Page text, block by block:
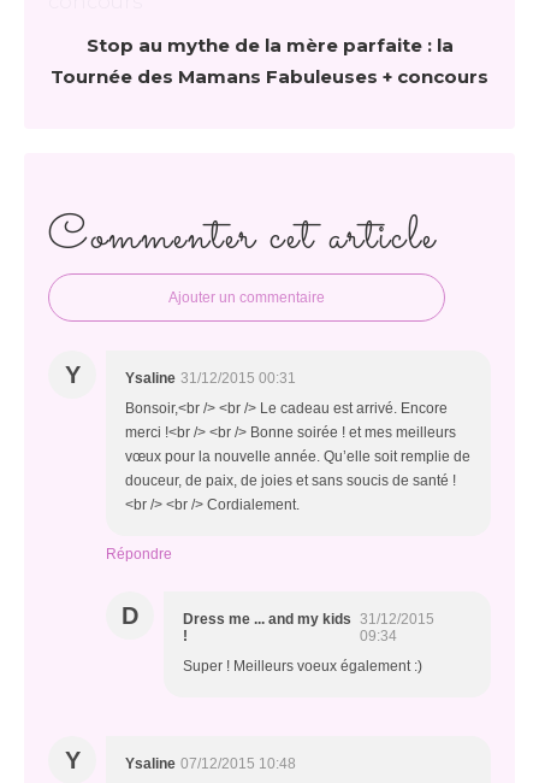
Stop au mythe de la mère parfaite : la
Tournée des Mamans Fabuleuses + concours
Commenter cet article
Ajouter un commentaire
Y Ysaline 31/12/2015 00:31
Bonsoir,<br /> <br /> Le cadeau est arrivé. Encore
merci !<br /> <br /> Bonne soirée ! et mes meilleurs
vœux pour la nouvelle année. Qu’elle soit remplie de
douceur, de paix, de joies et sans soucis de santé !
<br /> <br /> Cordialement.
Répondre
D
Dress me ... and my kids
!
31/12/2015
09:34
Super ! Meilleurs voeux également :)
Y Ysaline 07/12/2015 10:48